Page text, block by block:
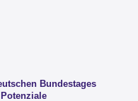
Bundestages